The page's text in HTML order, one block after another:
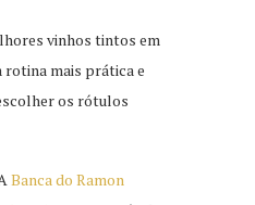
vinhos tintos em
rotina mais prática e
os rótulos
Banca do Ramon